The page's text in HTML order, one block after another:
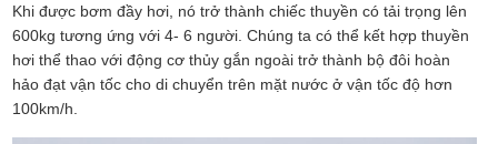
Khi được bơm đầy hơi, nó trở thành chiếc thuyền có tải trọng lên
600kg tương ứng với 4- 6 người. Chúng ta có thể kết hợp thuyền
hơi thể thao với động cơ thủy gắn ngoài trở thành bộ đôi hoàn
hảo đạt vận tốc cho di chuyển trên mặt nước ở vận tốc độ hơn
100km/h.